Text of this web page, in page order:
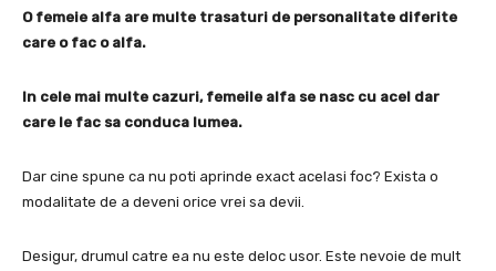
O femeie alfa are multe trasaturi de personalitate diferite
care o fac o alfa.
In cele mai multe cazuri, femeile alfa se nasc cu acel dar
care le fac sa conduca lumea.
Dar cine spune ca nu poti aprinde exact acelasi foc? Exista o
modalitate de a deveni orice vrei sa devii.
Desigur, drumul catre ea nu este deloc usor. Este nevoie de mult